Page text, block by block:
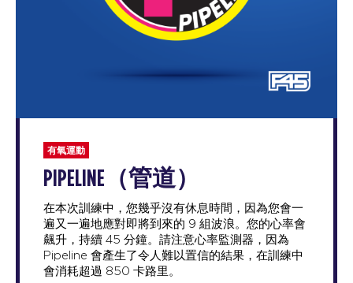
有氧運動
PIPELINE（管道）
在本次訓練中，您幾乎沒有休息時間，因為您會一
遍又一遍地應對即將到來的 9 組波浪。您的心率會
飆升，持續 45 分鐘。請注意心率監測器，因為
Pipeline 會產生了令人難以置信的結果，在訓練中
會消耗超過 850 卡路里。